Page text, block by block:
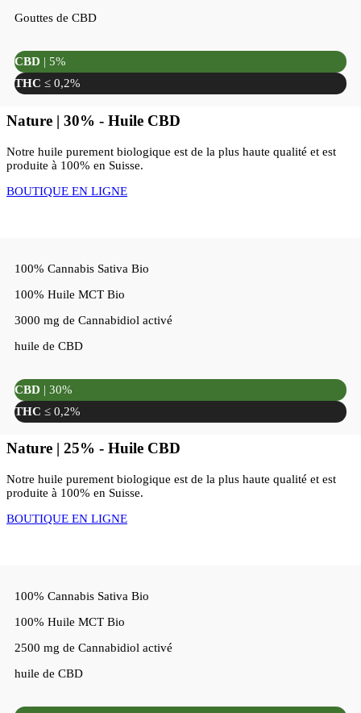
Gouttes de CBD
CBD | 5%
THC ≤ 0,2%
Nature | 30% - Huile CBD
Notre huile purement biologique est de la plus haute qualité et est
produite à 100% en Suisse.
BOUTIQUE EN LIGNE
100% Cannabis Sativa Bio
100% Huile MCT Bio
3000 mg de Cannabidiol activé
huile de CBD
CBD | 30%
THC ≤ 0,2%
Nature | 25% - Huile CBD
Notre huile purement biologique est de la plus haute qualité et est
produite à 100% en Suisse.
BOUTIQUE EN LIGNE
100% Cannabis Sativa Bio
100% Huile MCT Bio
2500 mg de Cannabidiol activé
huile de CBD